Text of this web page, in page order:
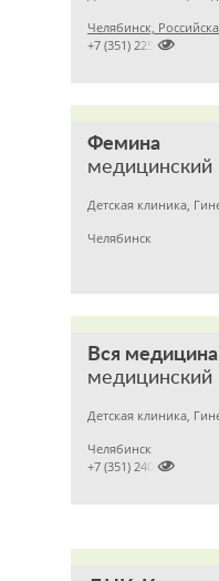
Челябинск,

+7 (351) 2256145
Фемина
медицинский
Детская клиника,
Челябинск
Вся медицина
медицинский
Детская клиника,
Челябинск

+7 (351) 2400303